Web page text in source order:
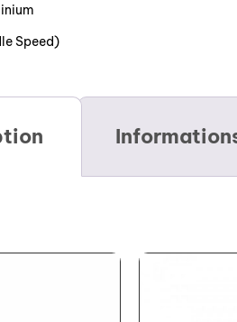
Speed)